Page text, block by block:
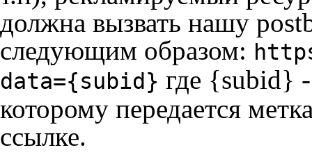
должна вызвать нашу
следующим образом:
data={subid} где {subid}
которому передается
ссылке.